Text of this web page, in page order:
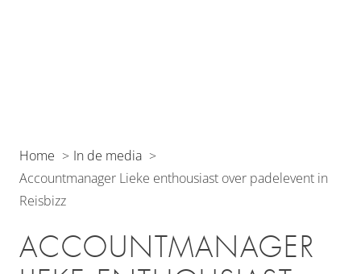
Home
In de media
Accountmanager Lieke enthousiast over padelevent in
Reisbizz
ACCOUNTMANAGER